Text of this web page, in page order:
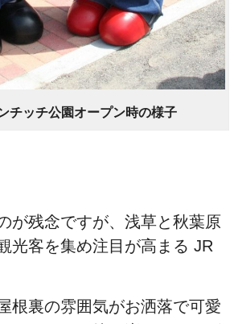
チッチ公園オープン時の様子
が残念ですが、浅草と秋葉原
光客を集め注目が高まる JR
根裏の雰囲気がお洒落で可愛